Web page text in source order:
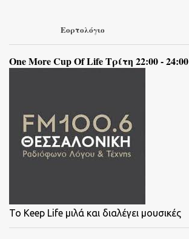
Εορτολόγιο
One More Cup Of Life Τρίτη 22:00 - 24:00
To Keep Life μιλά και διαλέγει μουσικές